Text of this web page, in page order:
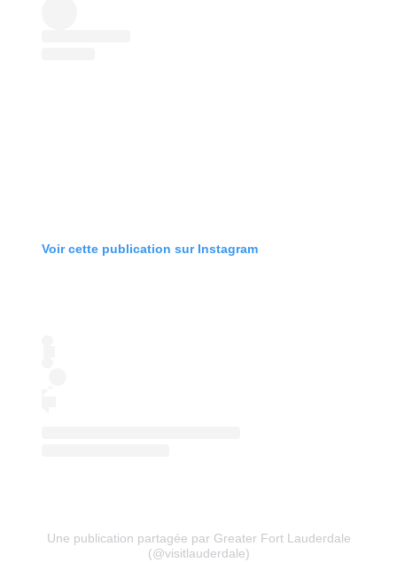
Voir cette publication sur Instagram
Une publication partagée par Greater Fort Lauderdale
(@visitlauderdale)